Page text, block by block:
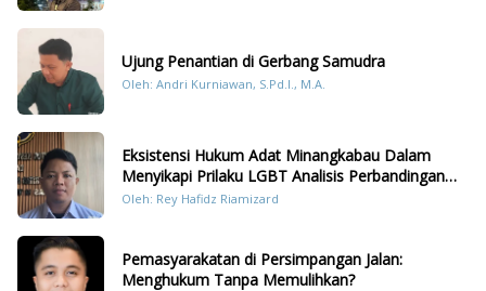
Ujung Penantian di Gerbang Samudra
Oleh: Andri Kurniawan, S.Pd.I., M.A.
Eksistensi Hukum Adat Minangkabau Dalam
Menyikapi Prilaku LGBT Analisis Perbandingan
Dengan Hukum Pidana
Oleh: Rey Hafidz Riamizard
Pemasyarakatan di Persimpangan Jalan:
Menghukum Tanpa Memulihkan?